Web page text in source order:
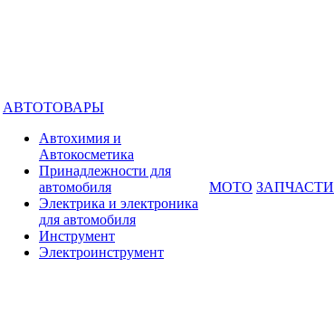
АВТОТОВАРЫ
Автохимия и
Автокосметика
Принадлежности для
автомобиля
Электрика и электроника
для автомобиля
Инструмент
Электроинструмент
МОТО ЗАПЧАСТИ